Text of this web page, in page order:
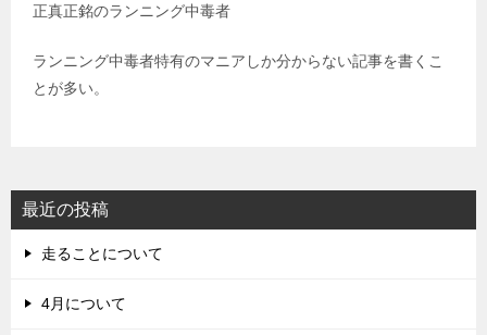
正真正銘のランニング中毒者
ランニング中毒者特有のマニアしか分からない記事を書くこ
とが多い。
最近の投稿
走ることについて
4月について